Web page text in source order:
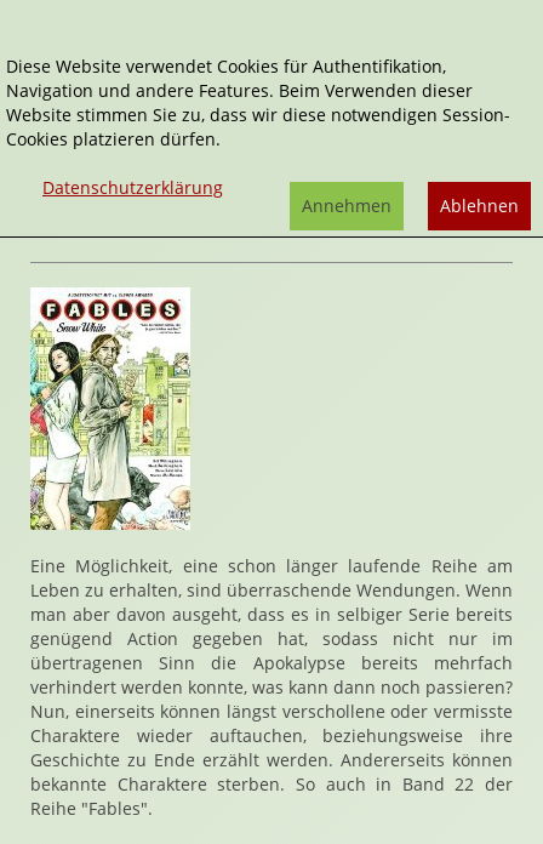
Home Comics Snow White
Fables
Snow White von
Eine Möglichkeit, eine schon länger laufende Reihe am
Leben zu erhalten, sind überraschende Wendungen. Wenn
man aber davon ausgeht, dass es in selbiger Serie bereits
genügend Action gegeben hat, sodass nicht nur im
übertragenen Sinn die Apokalypse bereits mehrfach
verhindert werden konnte, was kann dann noch passieren?
Nun, einerseits können längst verschollene oder vermisste
Charaktere wieder auftauchen, beziehungsweise ihre
Geschichte zu Ende erzählt werden. Andererseits können
bekannte Charaktere sterben. So auch in Band 22 der
Reihe "Fables".
Diese Website verwendet Cookies für Authentifikation,
Navigation und andere Features. Beim Verwenden dieser
Website stimmen Sie zu, dass wir diese notwendigen Session-
Cookies platzieren dürfen.
Datenschutzerklärung
Ablehnen
Annehmen